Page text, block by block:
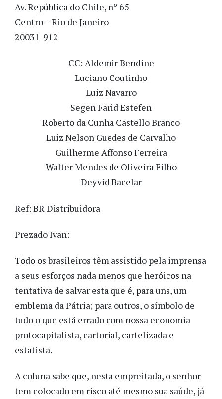
Av. República do Chile, nº 65
Centro – Rio de Janeiro
20031-912
CC: Aldemir Bendine
Luciano Coutinho
Luiz Navarro
Segen Farid Estefen
Roberto da Cunha Castello Branco
Luiz Nelson Guedes de Carvalho
Guilherme Affonso Ferreira
Walter Mendes de Oliveira Filho
Deyvid Bacelar
Ref: BR Distribuidora
Prezado Ivan:
Todo os brasileiros têm assistido pela imprensa
a seus esforços nada menos que heróicos na
tentativa de salvar esta que é, para uns, um
emblema da Pátria; para outros, o símbolo de
tudo o que está errado com nossa economia
protocapitalista, cartorial, cartelizada e
estatista.
A coluna sabe que, nesta empreitada, o senhor
tem colocado em risco até mesmo sua saúde, já